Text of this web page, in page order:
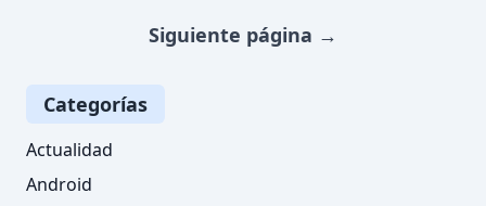
Siguiente página →
Categorías
Actualidad
Android